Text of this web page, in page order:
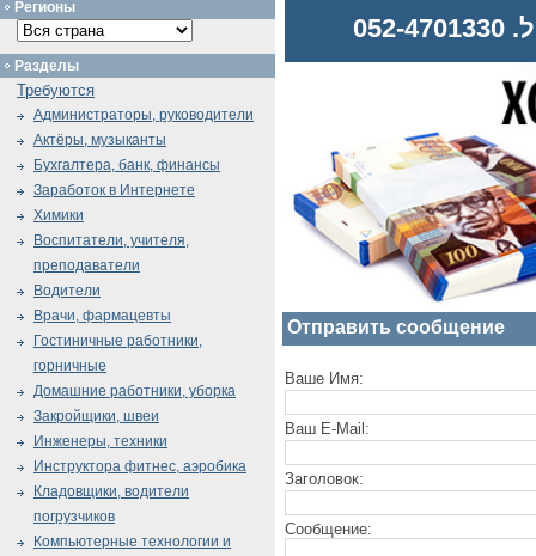
Отправить сообщение
Ваше Имя:
Ваш E-Mail:
Заголовок:
Сообщение:
Регионы
Разделы
Требуются
Администраторы, руководители
Актёры, музыканты
Бухгалтера, банк, финансы
Заработок в Интернете
Химики
Воспитатели, учителя,
преподаватели
Водители
Врачи, фармацевты
Гостиничные работники,
горничные
Домашние работники, уборка
Закройщики, швеи
Инженеры, техники
Инструктора фитнес, аэробика
Кладовщики, водители
погрузчиков
Компьютерные технологии и